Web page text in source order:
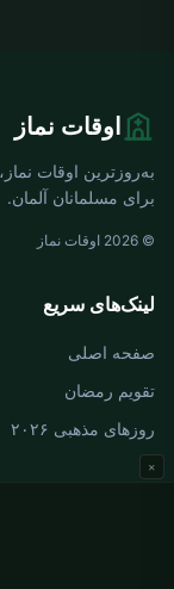
×
اوقات نماز
به‌روزترین اوقات
برای مسلمانان آلمان.
© 2026 اوقات نماز
لینک‌های سریع
صفحه اصلی
تقویم رمضان
روزهای مذهبی ۲۰۲۶